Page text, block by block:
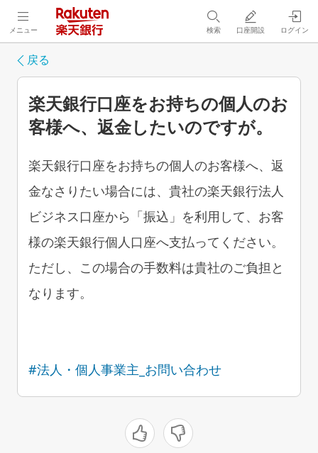
メニュー 検索 口座開設 ログイン
戻る
楽天銀行口座をお持ちの個人のお
客様へ、返金したいのですが。
楽天銀行口座をお持ちの個人のお客様へ、返
金なさりたい場合には、貴社の楽天銀行法人
ビジネス口座から「振込」を利用して、お客
様の楽天銀行個人口座へ支払ってください。
ただし、この場合の手数料は貴社のご負担と
なります。
#法人・個人事業主_お問い合わせ